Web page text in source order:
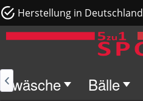
Herstellung in Deutschland
Bälle
